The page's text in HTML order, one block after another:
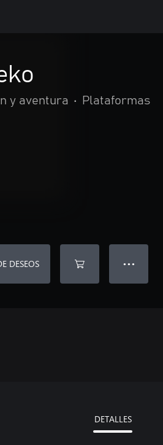
y aventura • Plataformas
DESEOS ● ● ●
DETALLES